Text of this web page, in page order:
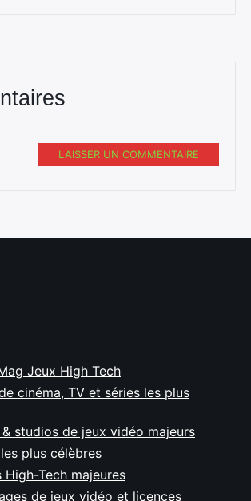
LAISSER UN COMMENTAIRE
Jeux High Tech
cinéma, TV et séries les plus
studios de jeux vidéo majeurs
plus célèbres
High-Tech majeures
de jeux vidéo et licences